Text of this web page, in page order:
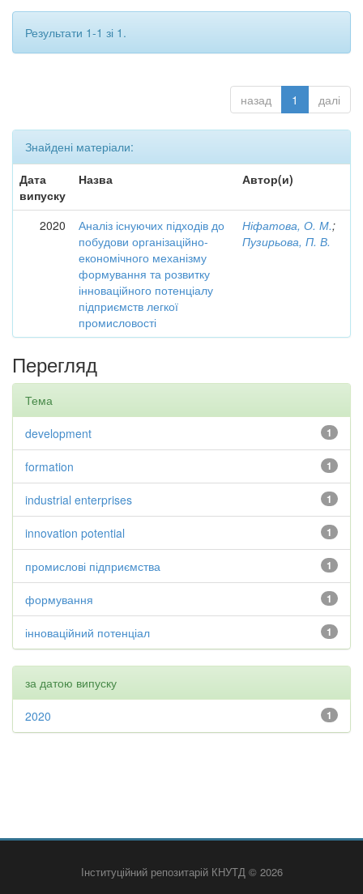
Результати 1-1 зі 1.
назад 1 далі
Знайдені матеріали:
Дата
випуску
Назва Автор(и)
2020
Аналіз існуючих підходів до
побудови організаційно-
економічного механізму
формування та розвитку
інноваційного потенціалу
підприємств легкої
промисловості
Ніфатова, О. М.;
Пузирьова, П. В.
Перегляд
Тема
1
development
1
formation
1
industrial enterprises
1
innovation potential
1
промислові підприємства
1
формування
1
інноваційний потенціал
за датою випуску
1
2020
Інституційний репозитарій КНУТД © 2026